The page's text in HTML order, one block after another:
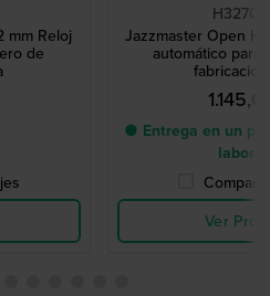
mm Reloj
de
Jazzmaster Open
automático para
● Entrega en un
Ver